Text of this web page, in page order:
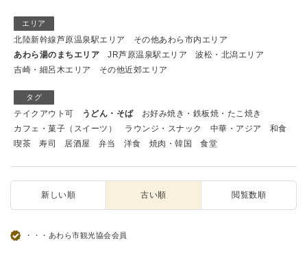
エリア
北陸新幹線芦原温泉駅エリア
その他あわら市内エリア
あわら湯のまちエリア
JR芦原温泉駅エリア
波松・北潟エリア
吉崎・細呂木エリア
その他近郊エリア
タグ
テイクアウト可 うどん・そば
お好み焼き・鉄板焼・たこ焼き
カフェ・菓子（スイーツ）
ラウンジ・スナック 中華・アジア
和食
喫茶
寿司 居酒屋 弁当 洋食 焼肉・韓国 食堂
新しい順 古い順 閲覧数順
・・・あわら市観光協会会員